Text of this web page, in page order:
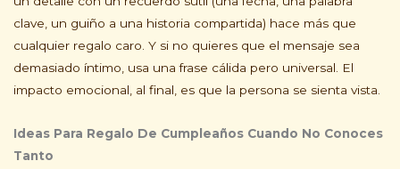
clave, un guiño a una historia compartida) hace más que
cualquier regalo caro. Y si no quieres que el mensaje sea
demasiado íntimo, usa una frase cálida pero universal. El
impacto emocional, al final, es que la persona se sienta vista.
Ideas Para Regalo De Cumpleaños Cuando No Conoces
Tanto